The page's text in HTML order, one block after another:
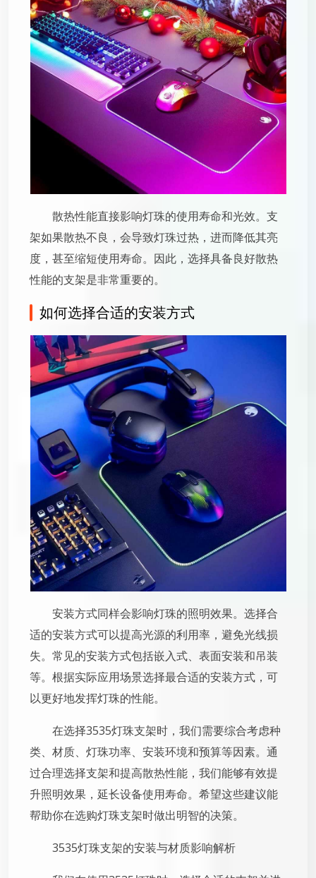
散热性能直接影响灯珠的使用寿命和光效。支
架如果散热不良，会导致灯珠过热，进而降低其亮
度，甚至缩短使用寿命。因此，选择具备良好散热
性能的支架是非常重要的。
如何选择合适的安装方式
安装方式同样会影响灯珠的照明效果。选择合
适的安装方式可以提高光源的利用率，避免光线损
失。常见的安装方式包括嵌入式、表面安装和吊装
等。根据实际应用场景选择最合适的安装方式，可
以更好地发挥灯珠的性能。
在选择3535灯珠支架时，我们需要综合考虑种
类、材质、灯珠功率、安装环境和预算等因素。通
过合理选择支架和提高散热性能，我们能够有效提
升照明效果，延长设备使用寿命。希望这些建议能
帮助你在选购灯珠支架时做出明智的决策。
3535灯珠支架的安装与材质影响解析